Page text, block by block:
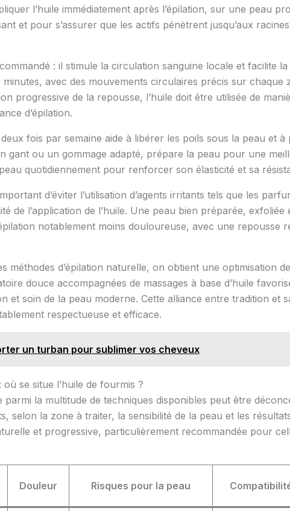
l’huile immédiatement après l’épilation, sur une peau
et pour s’assurer que les actifs pénètrent jusqu’aux
: il stimule la circulation sanguine locale et facilite
avec des mouvements circulaires précis sur chaque
progressive de la repousse, l’huile doit être utilisée de
d’épilation.
fois par semaine aide à libérer les poils sous la peau et
gant ou un gommage adapté, prépare la peau pour une
quotidiennement pour renforcer son élasticité et sa
d’éviter l’utilisation d’agents irritants tels que les
de l’application de l’huile. Une peau bien préparée,
notablement moins douloureuse, avec une repousse
méthodes d’épilation naturelle, on obtient une optimisation
douce accompagnées de massages à base d’huile
et soin de la peau moderne. Cette alliance entre tradition et
respectueuse et efficace.
un turban pour sublimer vos cheveux
se situe l’huile de fourmis ?
parmi la multitude de techniques disponibles peut être
selon la zone à traiter, la sensibilité de la peau et les
et progressive, particulièrement recommandée pour
Douleur Risques pour la peau